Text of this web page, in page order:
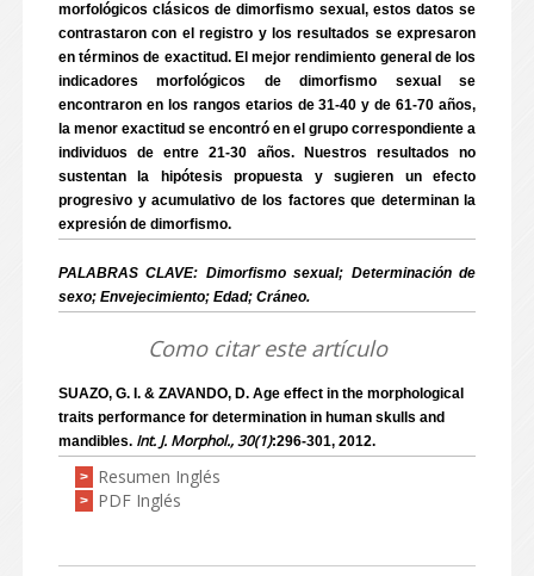
morfológicos clásicos de dimorfismo sexual, estos datos se
contrastaron con el registro y los resultados se expresaron
en términos de exactitud. El mejor rendimiento general de los
indicadores morfológicos de dimorfismo sexual se
encontraron en los rangos etarios de 31-40 y de 61-70 años,
la menor exactitud se encontró en el grupo correspondiente a
individuos de entre 21-30 años. Nuestros resultados no
sustentan la hipótesis propuesta y sugieren un efecto
progresivo y acumulativo de los factores que determinan la
expresión de dimorfismo.
PALABRAS CLAVE: Dimorfismo sexual; Determinación de
sexo; Envejecimiento; Edad; Cráneo.
Como citar este artículo
SUAZO, G. I. & ZAVANDO, D. Age effect in the morphological
traits performance for determination in human skulls and
mandibles. Int. J. Morphol., 30(1):296-301, 2012.
> Resumen Inglés
> PDF Inglés